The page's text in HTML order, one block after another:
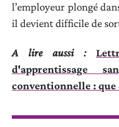
l’employeur plongé
il devient difficile de
A lire aussi :
d'apprentissage
conventionnelle : que